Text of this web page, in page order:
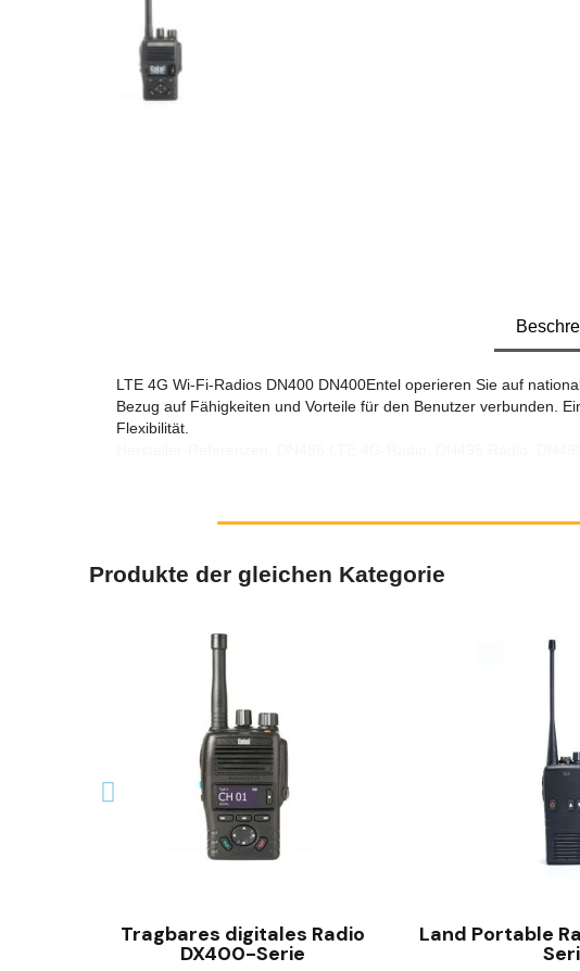
LTE 4G Wi-Fi-Radios DN400 DN400Entel operieren Sie auf
Bezug auf Fähigkeiten und Vorteile für den Benutzer verbunden.
Flexibilität.
Produkte der gleichen Kategorie
Tragbares digitales Radio
DX400-Serie
Land Portable